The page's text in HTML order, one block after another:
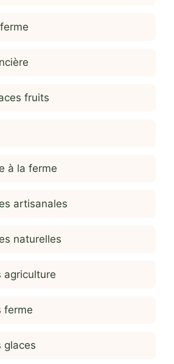
fruits
à la ferme
artisanales
naturelles
agriculture
ferme
glaces